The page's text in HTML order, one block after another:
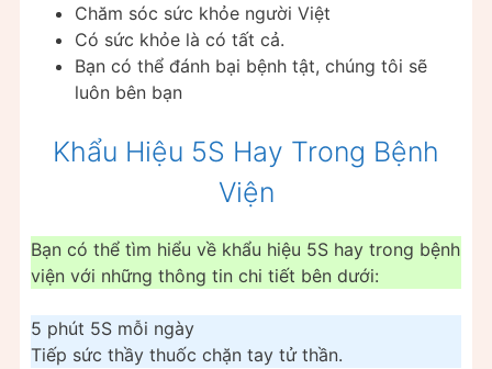
Chăm sóc sức khỏe người Việt
Có sức khỏe là có tất cả.
Bạn có thể đánh bại bệnh tật, chúng tôi sẽ
luôn bên bạn
Khẩu Hiệu 5S Hay Trong Bệnh
Viện
Bạn có thể tìm hiểu về khẩu hiệu 5S hay trong bệnh
viện với những thông tin chi tiết bên dưới:
5 phút 5S mỗi ngày
Tiếp sức thầy thuốc chặn tay tử thần.